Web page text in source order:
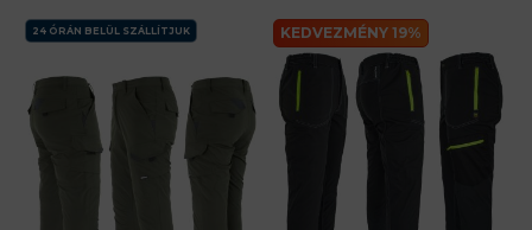
24 ÓRÁN BELÜL SZÁLLÍTJUK KEDVEZMÉNY 19%